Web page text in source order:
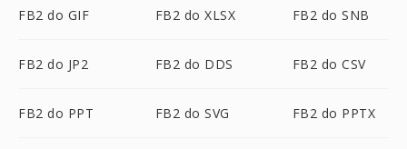
FB2 do GIF FB2 do XLSX FB2 do SNB
FB2 do JP2 FB2 do DDS FB2 do CSV
FB2 do PPT FB2 do SVG FB2 do PPTX